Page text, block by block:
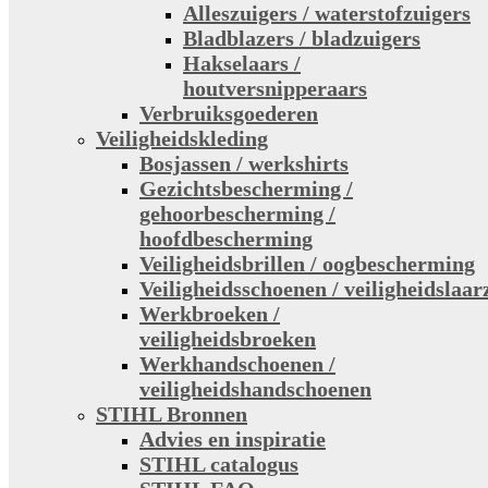
Alleszuigers / waterstofzuigers
Bladblazers / bladzuigers
Hakselaars /
houtversnipperaars
Verbruiksgoederen
Veiligheidskleding
Bosjassen / werkshirts
Gezichtsbescherming /
gehoorbescherming /
hoofdbescherming
Veiligheidsbrillen / oogbescherming
Veiligheidsschoenen /
Werkbroeken /
veiligheidsbroeken
Werkhandschoenen /
veiligheidshandschoenen
STIHL Bronnen
Advies en inspiratie
STIHL catalogus